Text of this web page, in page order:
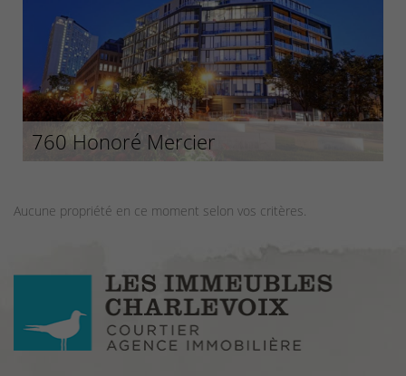
760 Honoré Mercier
Aucune propriété en ce moment selon vos critères.